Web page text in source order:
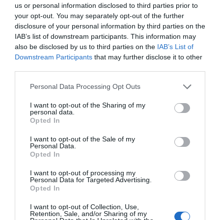
us or personal information disclosed to third parties prior to
your opt-out. You may separately opt-out of the further
disclosure of your personal information by third parties on the
IAB’s list of downstream participants. This information may
also be disclosed by us to third parties on the IAB’s List of
Downstream Participants that may further disclose it to other
Personal Data Processing Opt Outs
I want to opt-out of the Sharing of my
personal data.
Opted In
I want to opt-out of the Sale of my
Personal Data.
Opted In
I want to opt-out of processing my
Personal Data for Targeted Advertising.
Opted In
I want to opt-out of Collection, Use,
Retention, Sale, and/or Sharing of my
EVA MALDONADO28/07/2026
El ministro acusa a los gobiernos autonómicos populares de reclamar
la intervención del Estado después de desatender sus
responsabilidades en la gestión forestal y la dotación de los servicios
de extinción
Proteger el empleo también significa
proteger la vida
Yolanda Díaz recuerda los permisos climáticos y los
afectadas por los incendios en una emergencia que
otra consideración